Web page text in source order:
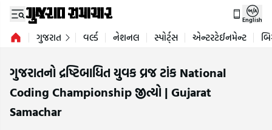
English
ગુજરાત વર્લ્ડ નેશનલ સ્પોર્ટ્સ એન્ટરટેઈનમેન્ટ
ગુજરાતનો દ્રષ્ટિબાધિત યુવક વ્રજ ટાંક National
Coding Championship જીત્યો | Gujarat
Samachar